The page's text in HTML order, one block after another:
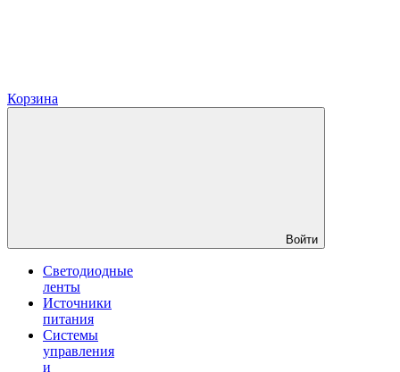
Корзина
Войти
Светодиодные
ленты
Источники
питания
Системы
управления
и